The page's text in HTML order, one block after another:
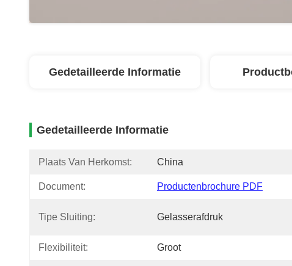
Gedetailleerde Informatie
Gedetailleerde Informatie
Plaats Van Herkomst: China
Document: Productenbrochure PDF
Tipe Sluiting: Gelasserafdruk
Flexibiliteit: Groot